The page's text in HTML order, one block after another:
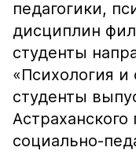
педагогики,
дисциплин
студенты
«Психология и
студенты
Астраханского
социально-